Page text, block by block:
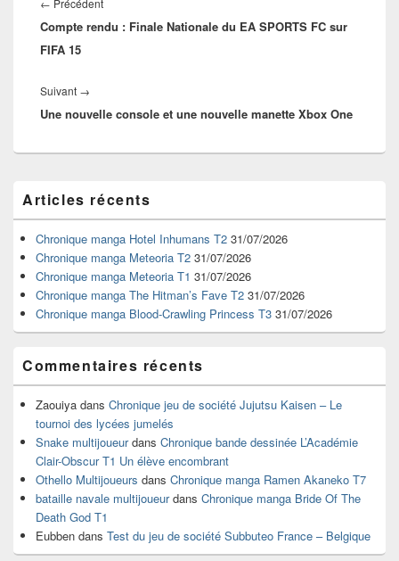
l’article
← Précédent
précédent :
Compte rendu : Finale Nationale du EA SPORTS FC sur
FIFA 15
Suivant →
suivant :
Une nouvelle console et une nouvelle manette Xbox One
principale
de
widget
pour
barre
latérale
Articles récents
Chronique manga Hotel Inhumans T2 31/07/2026
Chronique manga Meteoria T2 31/07/2026
Chronique manga Meteoria T1 31/07/2026
Chronique manga The Hitman’s Fave T2 31/07/2026
Chronique manga Blood-Crawling Princess T3 31/07/2026
Commentaires récents
Zaouiya dans Chronique jeu de société Jujutsu Kaisen – Le
tournoi des lycées jumelés
Snake multijoueurdans Chronique bande dessinée L’Académie
Clair-Obscur T1 Un élève encombrant
Othello Multijoueurs dans Chronique manga Ramen Akaneko T7
bataille navale multijoueurdans Chronique manga Bride Of The
Death God T1
Eubben dans Test du jeu de société Subbuteo France – Belgique